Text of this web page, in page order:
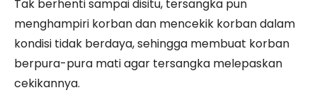
Tak berhenti sampai disitu, tersangka pun
menghampiri korban dan mencekik korban dalam
kondisi tidak berdaya, sehingga membuat korban
berpura-pura mati agar tersangka melepaskan
cekikannya.